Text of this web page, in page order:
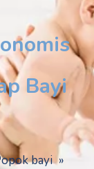
Bayi
bayi »